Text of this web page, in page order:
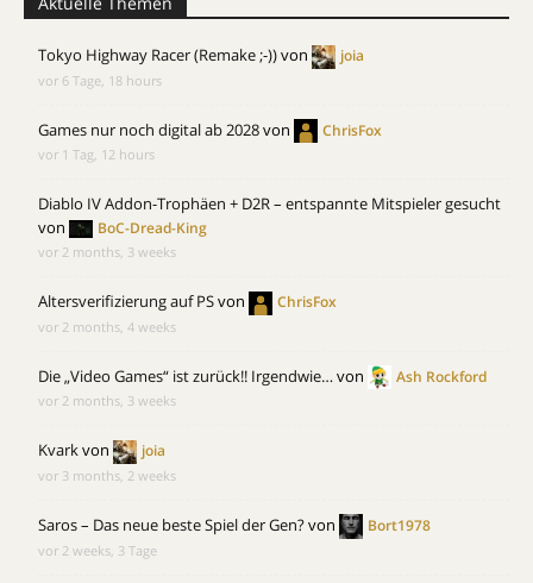
Tokyo Highway Racer (Remake ;-))von joia
vor 6 Tage, 18 hours
Games nur noch digital ab 2028von ChrisFox
vor 1 Tag, 12 hours
Diablo IV Addon-Trophäen + D2R – entspannte Mitspieler gesucht
von
BoC-Dread-King
vor 2 months, 3 weeks
Altersverifizierung auf PSvon ChrisFox
vor 2 months, 4 weeks
Die „Video Games“ ist zurück!! Irgendwie…von Ash Rockford
vor 2 months, 3 weeks
Kvarkvon joia
vor 3 months, 2 weeks
Saros – Das neue beste Spiel der Gen?von Bort1978
vor 2 weeks, 3 Tage